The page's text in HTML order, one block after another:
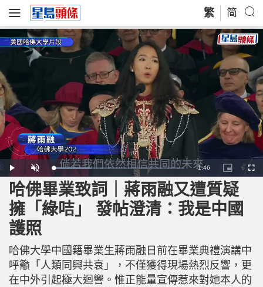
繁 简
P
l
a
U
n
m
u
e
L
o
a
d
e
:
2
8
R
e
m
n
-1:46
P
i
c
t
u
r
e
i
c
t
r
e
F
u
哈佛畢業致詞｜蔣雨融又遭質疑
擁「綠咭」 發帖澄清：我是中國
護照
哈佛大學中國籍畢業生蔣雨融日前在畢業典禮演講中
呼籲「人類同興共衰」，不僅獲得現場熱烈反響，更
在中外引起極大迴響。惟正能量宣傳惹來對她本人的